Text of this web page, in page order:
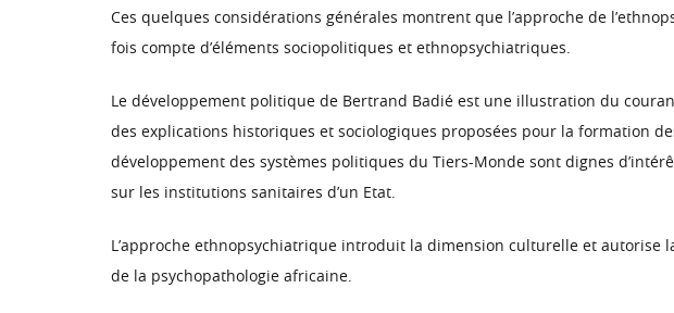
Ces quelques considérations générales montrent que l’approche de
fois compte d’éléments sociopolitiques et ethnopsychiatriques.
Le développement politique de Bertrand Badié est une illustration du
des explications historiques et sociologiques proposées pour la formation
développement des systèmes politiques du Tiers-Monde sont dignes
sur les institutions sanitaires d’un Etat.
L’approche ethnopsychiatrique introduit la dimension culturelle et
de la psychopathologie africaine.